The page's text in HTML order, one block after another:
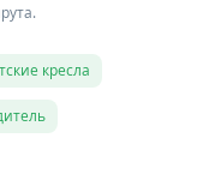
кресла